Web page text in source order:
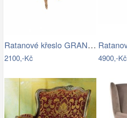
Ratanové křeslo GRANADA - tmavý med
2100,-Kč 4900,-Kč